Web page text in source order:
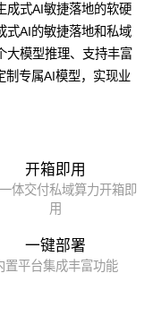
成式AI敏捷落地的软硬
式AI的敏捷落地和私域
大模型推理、支持丰富
制专属AI模型，实现业
开箱即用
体交付私域算力开箱即
用
一键部署
置平台集成丰富功能